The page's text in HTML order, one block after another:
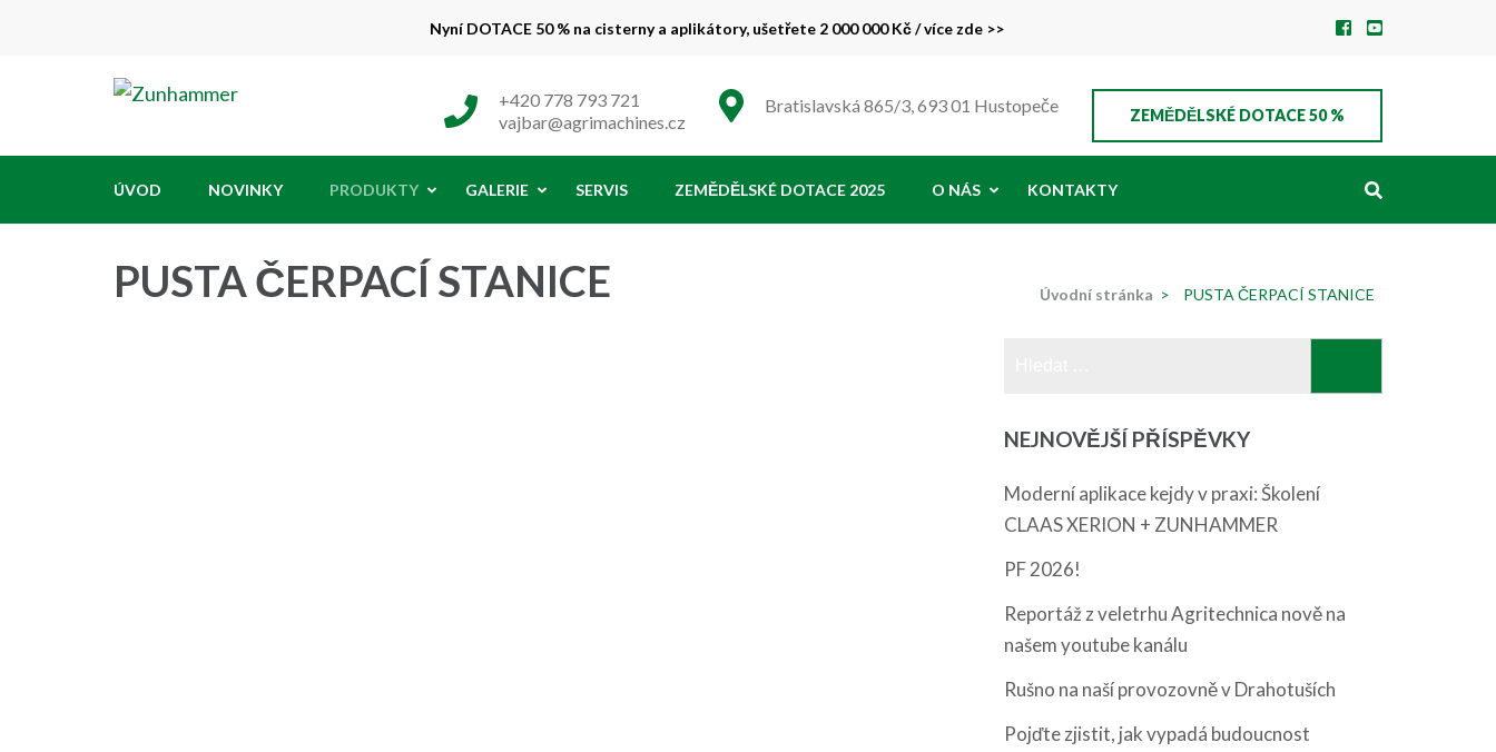
Nyní DOTACE 50 % na cisterny a aplikátory, ušetřete 2 000 000 Kč / více zde >>
ZEMĚDĚLSKÉ DOTACE 50 %
Bratislavská 865/3, 693 01 Hustopeče
+420 778 793 721
vajbar@agrimachines.cz
ÚVOD NOVINKY PRODUKTY GALERIE SERVIS ZEMĚDĚLSKÉ DOTACE 2025 O NÁS KONTAKTY
PUSTA ČERPACÍ STANICE Úvodní stránka > PUSTA ČERPACÍ STANICE
NEJNOVĚJŠÍ PŘÍSPĚVKY
Moderní aplikace kejdy v praxi: Školení
CLAAS XERION + ZUNHAMMER
PF 2026!
Reportáž z veletrhu Agritechnica nově na
našem youtube kanálu
Rušno na naší provozovně v Drahotuších
Pojďte zjistit, jak vypadá budoucnost